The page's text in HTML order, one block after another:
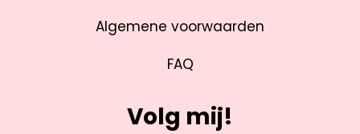
Algemene voorwaarden
FAQ
Volg mij!